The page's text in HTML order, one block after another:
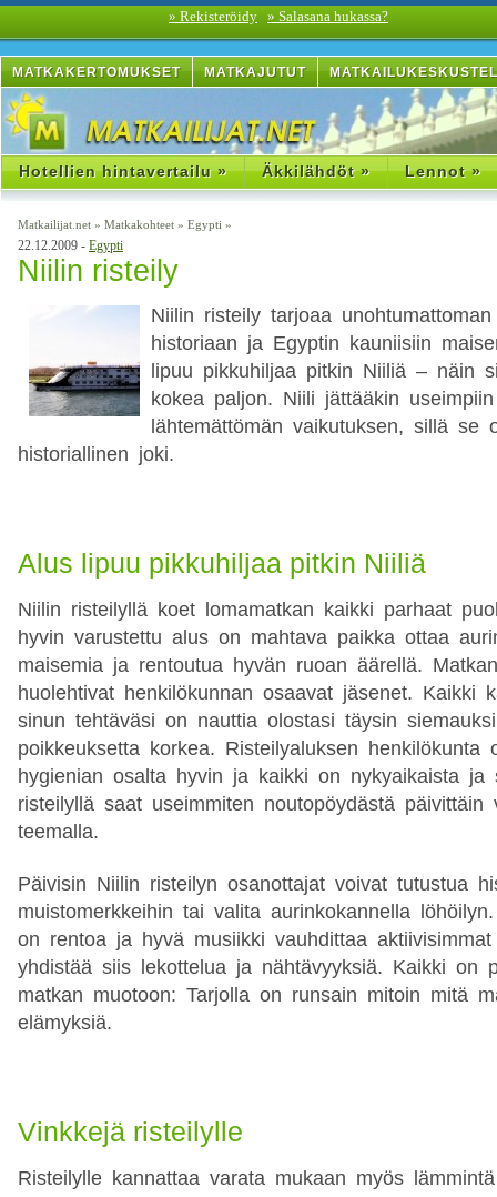
» Rekisteröidy » Salasana hukassa?
MATKAKERTOMUKSET MATKAJUTUT
Hotellien hintavertailu » Äkkilähdöt » Lennot »
Matkailijat.net » Matkakohteet » Egypti »
22.12.2009 - Egypti
Niilin risteily
Niilin risteily tarjoaa
historiaan ja Egyptin kauniisiin
lipuu pikkuhiljaa pitkin Niiliä – näin
kokea paljon. Niili jättääkin
lähtemättömän vaikutuksen, sillä se
historiallinen joki.
Alus lipuu pikkuhiljaa pitkin Niiliä
Niilin risteilyllä koet lomamatkan kaikki parhaat
hyvin varustettu alus on mahtava paikka ottaa
maisemia ja rentoutua hyvän ruoan äärellä.
huolehtivat henkilökunnan osaavat jäsenet. Kaikki
sinun tehtäväsi on nauttia olostasi täysin
poikkeuksetta korkea. Risteilyaluksen henkilökunta
hygienian osalta hyvin ja kaikki on nykyaikaista ja
risteilyllä saat useimmiten noutopöydästä päivittäin
teemalla.
Päivisin Niilin risteilyn osanottajat voivat tutustua
muistomerkkeihin tai valita aurinkokannella
on rentoa ja hyvä musiikki vauhdittaa
yhdistää siis lekottelua ja nähtävyyksiä. Kaikki on
matkan muotoon: Tarjolla on runsain mitoin mitä
elämyksiä.
Vinkkejä risteilylle
Risteilylle kannattaa varata mukaan myös